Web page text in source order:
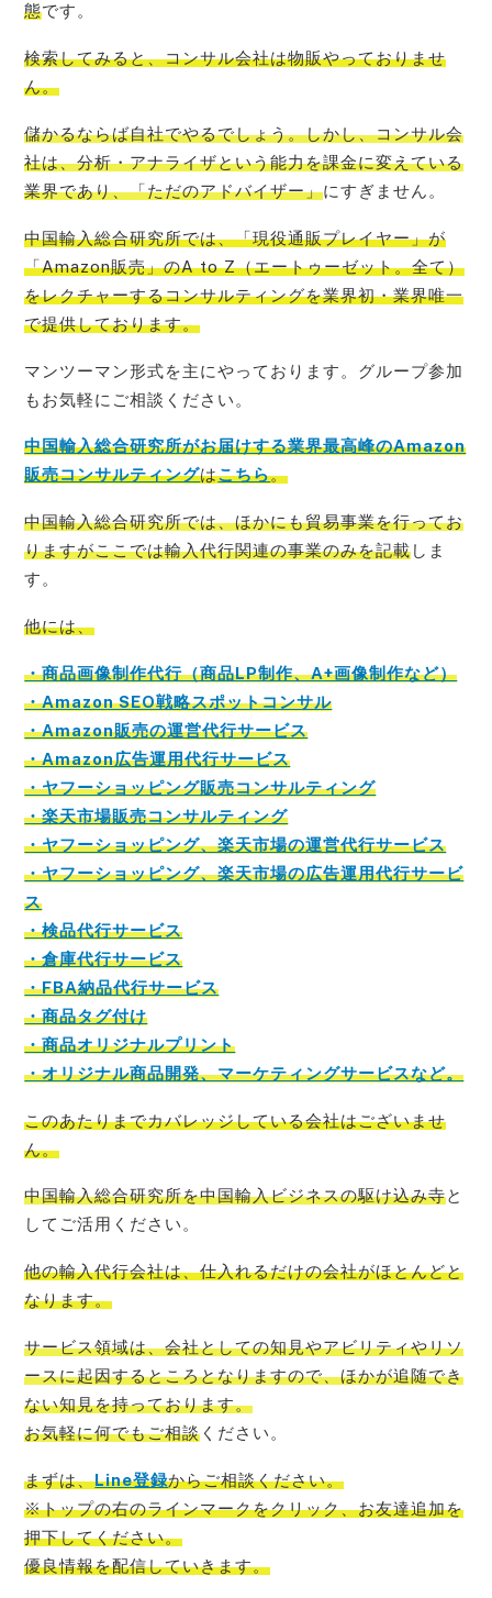
態です。
検索してみると、コンサル会社は物販やっておりませ
ん。
儲かるならば自社でやるでしょう。しかし、コンサル会
社は、分析・アナライザという能力を課金に変えている
業界であり、「ただのアドバイザー」にすぎません。
中国輸入総合研究所では、「現役通販プレイヤー」が
「Amazon販売」のA to Z（エートゥーゼット。全て）
をレクチャーするコンサルティングを業界初・業界唯一
で提供しております。
マンツーマン形式を主にやっております。グループ参加
もお気軽にご相談ください。
中国輸入総合研究所がお届けする業界最高峰のAmazon
販売コンサルティングはこちら。
中国輸入総合研究所では、ほかにも貿易事業を行ってお
りますがここでは輸入代行関連の事業のみを記載しま
す。
他には、
・商品画像制作代行（商品LP制作、A+画像制作など）
・Amazon SEO戦略スポットコンサル
・Amazon販売の運営代行サービス
・Amazon広告運用代行サービス
・ヤフーショッピング販売コンサルティング
・楽天市場販売コンサルティング
・ヤフーショッピング、楽天市場の運営代行サービス
・ヤフーショッピング、楽天市場の広告運用代行サービ
ス
・検品代行サービス
・倉庫代行サービス
・FBA納品代行サービス
・商品タグ付け
・商品オリジナルプリント
・オリジナル商品開発、マーケティングサービスなど。
このあたりまでカバレッジしている会社はございませ
ん。
中国輸入総合研究所を中国輸入ビジネスの駆け込み寺と
してご活用ください。
他の輸入代行会社は、仕入れるだけの会社がほとんどと
なります。
サービス領域は、会社としての知見やアビリティやリソ
ースに起因するところとなりますので、ほかが追随でき
ない知見を持っております。
お気軽に何でもご相談 ください。
まずは、Line登録からご相談ください。
※トップの右のラインマークをクリック、お友達追加を
押下してください。
優良情報を配信していきます。